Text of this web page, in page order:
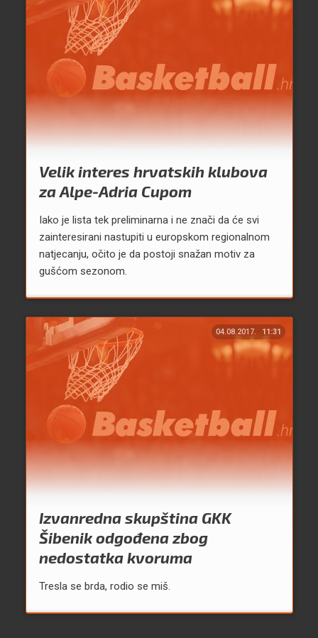
Velik interes hrvatskih klubova
za Alpe-Adria Cupom
Iako je lista tek preliminarna i ne znači da će svi
zainteresirani nastupiti u europskom regionalnom
natjecanju, očito je da postoji snažan motiv za
gušćom sezonom.
04.08.2017. 11:31
Izvanredna skupština GKK
Šibenik odgođena zbog
nedostatka kvoruma
Tresla se brda, rodio se miš.